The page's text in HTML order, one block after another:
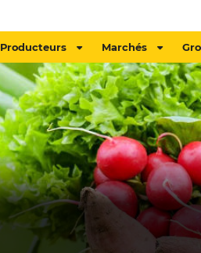
Producteurs Marchés